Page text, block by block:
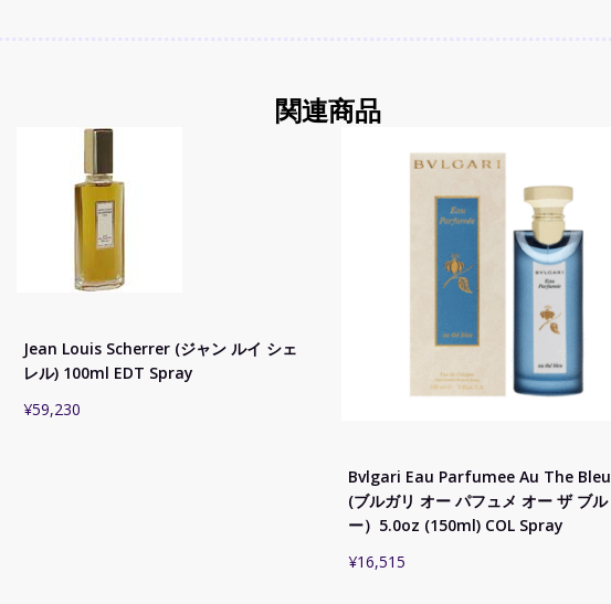
関連商品
Jean Louis Scherrer (ジャン ルイ シェ
レル) 100ml EDT Spray
¥59,230
Bvlgari Eau Parfumee Au The Bleu
(ブルガリ オー パフュメ オー ザ ブル
ー）5.0oz (150ml) COL Spray
¥16,515